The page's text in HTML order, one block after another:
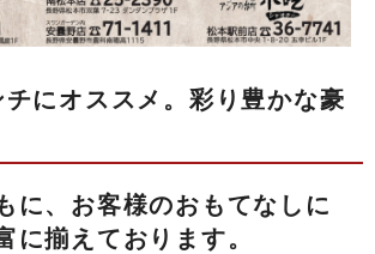
チにオススメ。彩り豊かな豪
に、お客様のおもてなしに
に揃えております。